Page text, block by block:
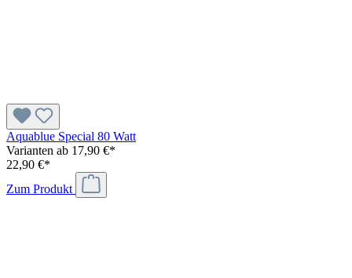
Aquablue Special 80 Watt
Varianten ab 17,90 €*
22,90 €*
Zum Produkt